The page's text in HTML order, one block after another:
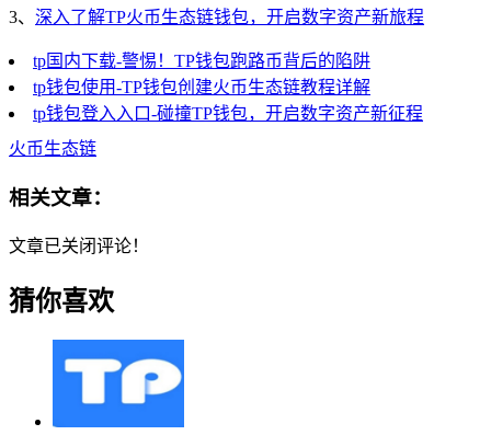
3、 深入了解TP火币生态链钱包，开启数字资产新旅程
tp国内下载-警惕！TP钱包跑路币背后的陷阱
tp钱包使用-TP钱包创建火币生态链教程详解
tp钱包登入入口-碰撞TP钱包，开启数字资产新征程
火币生态链
相关文章：
文章已关闭评论！
猜你喜欢